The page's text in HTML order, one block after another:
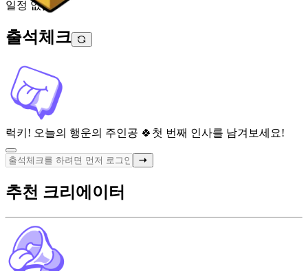
일정 없음
출석체크
럭키! 오늘의 행운의 주인공 🍀 첫 번째 인사를 남겨보세요!
추천 크리에이터